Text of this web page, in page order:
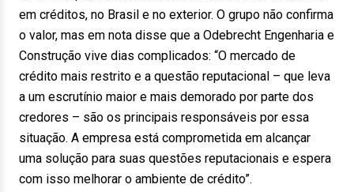
em créditos, no Brasil e no exterior. O grupo não confirma
o valor, mas em nota disse que a Odebrecht Engenharia e
Construção vive dias complicados: “O mercado de
crédito mais restrito e a questão reputacional – que leva
a um escrutínio maior e mais demorado por parte dos
credores – são os principais responsáveis por essa
situação. A empresa está comprometida em alcançar
uma solução para suas questões reputacionais e espera
com isso melhorar o ambiente de crédito”.